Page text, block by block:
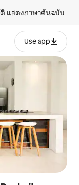
แสดงภาษาต้นฉบับ
Use app